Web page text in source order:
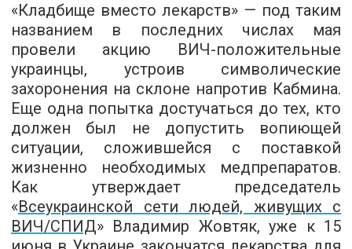
«Кладбище вместо лекарств» — под таким
названием в последних числах мая
провели акцию ВИЧ-положительные
украинцы, устроив символические
захоронения на склоне напротив Кабмина.
Еще одна попытка достучаться до тех, кто
должен был не допустить вопиющей
ситуации, сложившейся с поставкой
жизненно необходимых медпрепаратов.
Как утверждает председатель
«Всеукраинской сети людей, живущих с
ВИЧ/СПИД» Владимир Жовтяк, уже к 15